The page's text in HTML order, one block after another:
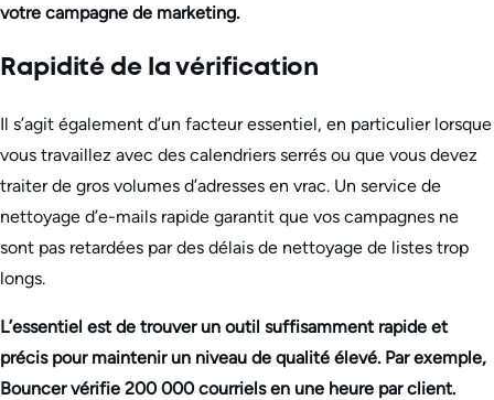
votre campagne de marketing.
Rapidité de la vérification
Il s’agit également d’un facteur essentiel, en particulier lorsque
vous travaillez avec des calendriers serrés ou que vous devez
traiter de gros volumes d’adresses en vrac. Un service de
nettoyage d’e-mails rapide garantit que vos campagnes ne
sont pas retardées par des délais de nettoyage de listes trop
longs.
L’essentiel est de trouver un outil suffisamment rapide et
précis pour maintenir un niveau de qualité élevé. Par exemple,
Bouncer vérifie 200 000 courriels en une heure par client.